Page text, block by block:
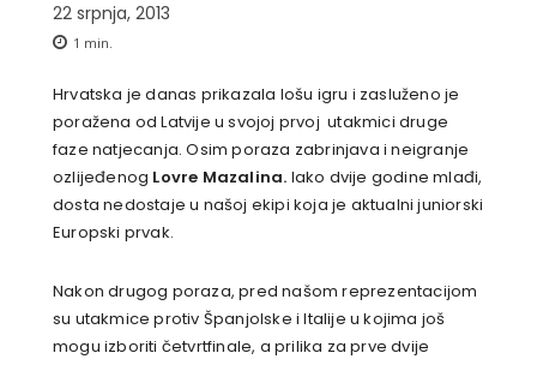
22 srpnja, 2013
1 min.
Hrvatska je danas prikazala lošu igru i zasluženo je
poražena od Latvije u svojoj prvoj utakmici druge
faze natjecanja. Osim poraza zabrinjava i neigranje
ozlijeđenog Lovre Mazalina. Iako dvije godine mlađi,
dosta nedostaje u našoj ekipi koja je aktualni juniorski
Europski prvak.
Nakon drugog poraza, pred našom reprezentacijom
su utakmice protiv Španjolske i Italije u kojima još
mogu izboriti četvrtfinale, a prilika za prve dvije